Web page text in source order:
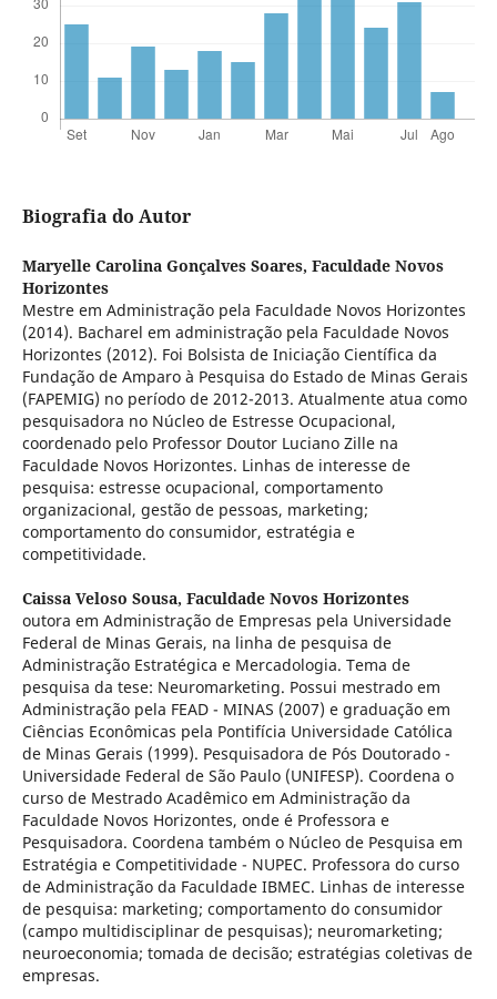
Biografia do Autor
Maryelle Carolina Gonçalves Soares, Faculdade Novos
Horizontes
Mestre em Administração pela Faculdade Novos Horizontes
(2014). Bacharel em administração pela Faculdade Novos
Horizontes (2012). Foi Bolsista de Iniciação Científica da
Fundação de Amparo à Pesquisa do Estado de Minas Gerais
(FAPEMIG) no período de 2012-2013. Atualmente atua como
pesquisadora no Núcleo de Estresse Ocupacional,
coordenado pelo Professor Doutor Luciano Zille na
Faculdade Novos Horizontes. Linhas de interesse de
pesquisa: estresse ocupacional, comportamento
organizacional, gestão de pessoas, marketing;
comportamento do consumidor, estratégia e
competitividade.
Caissa Veloso Sousa, Faculdade Novos Horizontes
outora em Administração de Empresas pela Universidade
Federal de Minas Gerais, na linha de pesquisa de
Administração Estratégica e Mercadologia. Tema de
pesquisa da tese: Neuromarketing. Possui mestrado em
Administração pela FEAD - MINAS (2007) e graduação em
Ciências Econômicas pela Pontifícia Universidade Católica
de Minas Gerais (1999). Pesquisadora de Pós Doutorado -
Universidade Federal de São Paulo (UNIFESP). Coordena o
curso de Mestrado Acadêmico em Administração da
Faculdade Novos Horizontes, onde é Professora e
Pesquisadora. Coordena também o Núcleo de Pesquisa em
Estratégia e Competitividade - NUPEC. Professora do curso
de Administração da Faculdade IBMEC. Linhas de interesse
de pesquisa: marketing; comportamento do consumidor
(campo multidisciplinar de pesquisas); neuromarketing;
neuroeconomia; tomada de decisão; estratégias coletivas de
empresas.